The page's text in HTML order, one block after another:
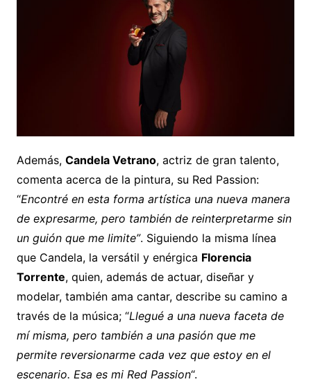
Además, Candela Vetrano, actriz de gran talento,
comenta acerca de la pintura, su Red Passion:
“Encontré en esta forma artística una nueva manera
de expresarme, pero también de reinterpretarme sin
un guión que me limite”. Siguiendo la misma línea
que Candela, la versátil y enérgica Florencia
Torrente, quien, además de actuar, diseñar y
modelar, también ama cantar, describe su camino a
través de la música; “Llegué a una nueva faceta de
mí misma, pero también a una pasión que me
permite reversionarme cada vez que estoy en el
escenario. Esa es mi Red Passion“.